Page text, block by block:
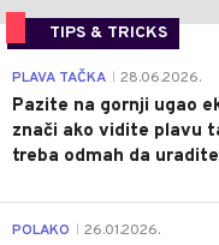
TIPS & TRICKS
PLAVA TAČKA 28.06.2026.
Pazite na gornji ugao
znači ako vidite plavu
treba odmah da uradite
POLAKO 26.01.2026.